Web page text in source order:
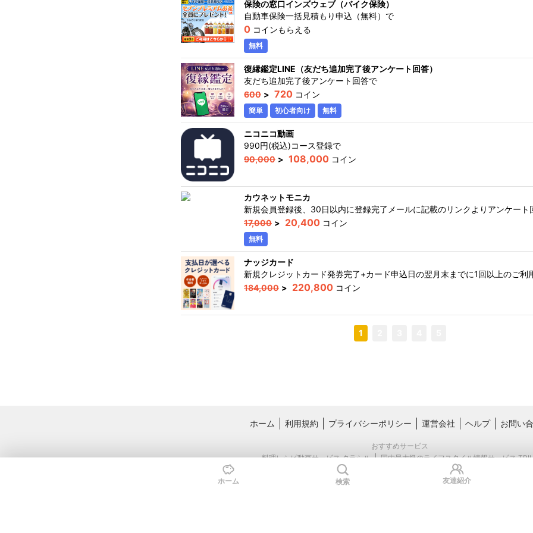
保険の窓口インズウェブ（バイク保険）
自動車保険一括見積もり申込（無料） で
0 コインもらえる
無料
復縁鑑定LINE（友だち追加完了後アンケート回答）
友だち追加完了後アンケート回答で
600 > 720 コイン
簡単 初心者向け 無料
ニコニコ動画
990円(税込)コース登録で
90,000 > 108,000 コイン
カウネットモニカ
新規会員登録後、30日以内に登録完了メールに記載のリンクよりアンケート
17,000 > 20,400 コイン
無料
ナッジカード
新規クレジットカード発券完了+カード申込日の翌月末までに1回以上のご利
184,000 > 220,800 コイン
1
ホーム 利用規約 プライバシーポリシー 運営会社 ヘルプ お問い
おすすめサービス
料理レシピ動画サービス クラシル
国内最大級のライフスタイル情報サービス
Copyright © Kurashiru, inc.
ホーム 検索 友達紹介